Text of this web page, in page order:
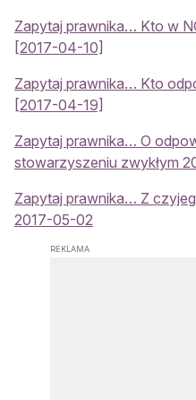
Zapytaj prawnika… Kto w
[2017-04-10]
Zapytaj prawnika… Kto
[2017-04-19]
Zapytaj prawnika… O
stowarzyszeniu zwykłym
Zapytaj prawnika… Z
2017-05-02
REKLAMA